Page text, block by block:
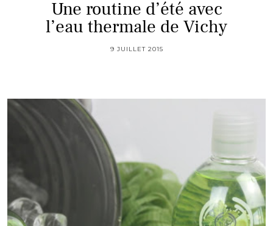
Une routine d’été avec
l’eau thermale de Vichy
9 JUILLET 2015